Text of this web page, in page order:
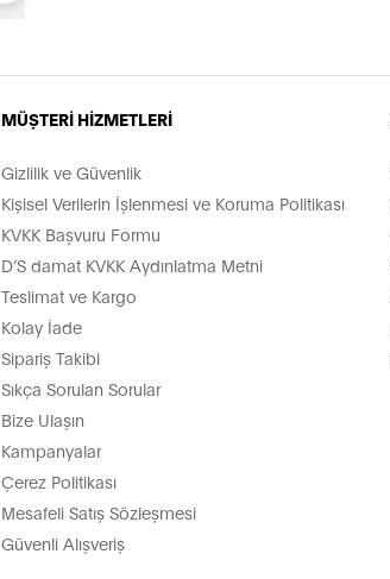
MÜŞTERİ HİZMETLERİ
Gizlilik ve Güvenlik
Kişisel Verilerin İşlenmesi ve Koruma Politikası
KVKK Başvuru Formu
D’S damat KVKK Aydınlatma Metni
Teslimat ve Kargo
Kolay İade
Sipariş Takibi
Sıkça Sorulan Sorular
Bize Ulaşın
Kampanyalar
Çerez Politikası
Mesafeli Satış Sözleşmesi
Güvenli Alışveriş